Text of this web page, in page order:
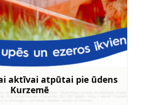
aktīvai atpūtai pie ūdens
Kurzemē